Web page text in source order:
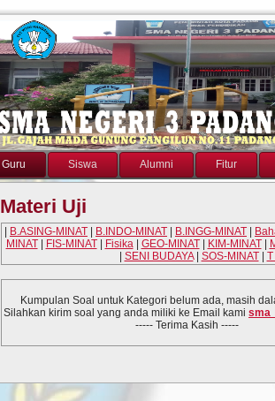
Guru Siswa Alumni Fitur
Materi Uji
| B.ASING-MINAT | B.INDO-MINAT | B.INGG-MINAT |
MINAT| FIS-MINAT| Fisika | GEO-MINAT| KIM-MINAT|
| SENI BUDAYA| SOS-MINAT| T
Kumpulan Soal untuk Kategori belum ada, masih
Silahkan kirim soal yang anda miliki ke Email kami
----- Terima Kasih -----